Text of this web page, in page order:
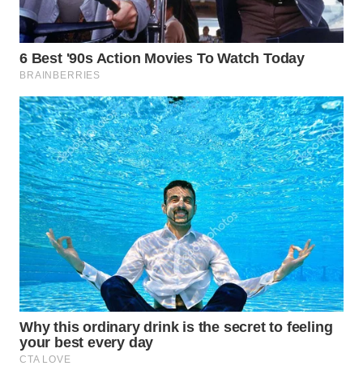
WN
MADURA
WN
SURABAYA
WN
NATUNA
WN
BINTAN
WN
MANDALIKA